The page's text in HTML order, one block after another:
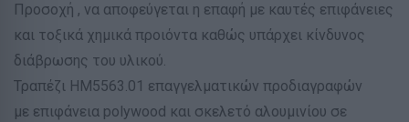
Προσοχή , να αποφεύγεται η επαφή με καυτές επιφάνειες
και τοξικά χημικά προιόντα καθώς υπάρχει κίνδυνος
διάβρωσης του υλικού.
Τραπέζι HM5563.01 επαγγελματικών προδιαγραφών
με επιφάνεια polywood και σκελετό αλουμινίου σε